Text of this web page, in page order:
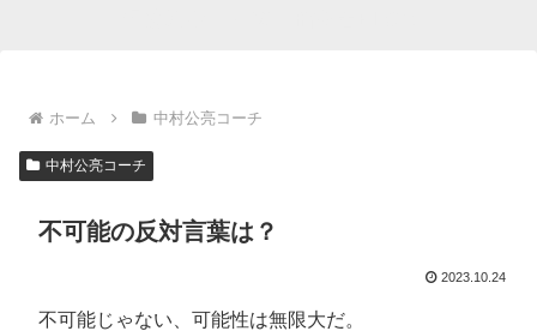
ホーム 中村公亮コーチ
中村公亮コーチ
不可能の反対言葉は？
2023.10.24
不可能じゃない、可能性は無限大だ。